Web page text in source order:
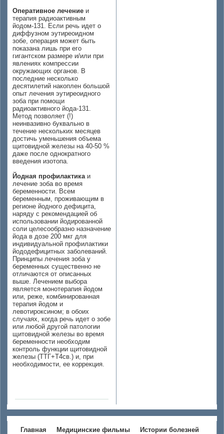
Оперативное лечение и
терапия радиоактивным
йодом-131. Если речь идет о
диффузном эутиреоидном
зобе, операция может быть
показана лишь при его
гигантском размере и/или при
явлениях компрессии
окружающих органов. В
последние несколько
десятилетий накоплен большой
опыт лечения эутиреоидного
зоба при помощи
радиоактивного йода-131.
Метод позволяет (!)
неинвазивно буквально в
течение нескольких месяцев
достичь уменьшения объема
щитовидной железы на 40-50 %
даже после однократного
введения изотопа.
Йодная профилактикаи
лечение зоба во время
беременности. Всем
беременным, проживающим в
регионе йодного дефицита,
наряду с рекомендацией об
использовании йодированной
соли целесообразно назначение
йода в дозе 200 мкг для
индивидуальной профилактики
йододефицитных заболеваний.
Принципы лечения зоба у
беременных существенно не
отличаются от описанных
выше. Лечением выбора
является монотерапия йодом
или, реже, комбинированная
терапия йодом и
левотироксином; в обоих
случаях, когда речь идет о зобе
или любой другой патологии
щитовидной железы во время
беременности необходим
контроль функции щитовидной
железы (ТТГ+Т4св.) и, при
необходимости, ее коррекция.
Главная Медицинские фильмы
Истории болезней